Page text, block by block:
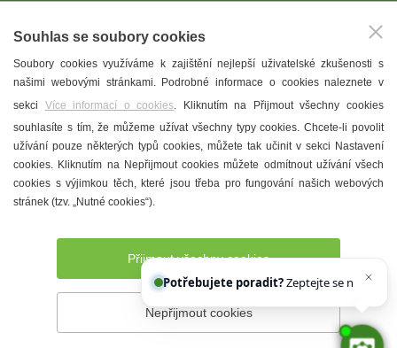
T. G. Masaryk
Mandloně
Ubytování
Restaurace
Městské muzeum a galerie
Denní meníčka
Prohlášení o přístupnosti Správce webu
Souhlas se soubory cookies
Soubory cookies využíváme k zajištění nejlepší uživatelské zkušenosti s
našimi webovými stránkami. Podrobné informace o cookies naleznete v
sekci Více informací o cookies. Kliknutím na Přijmout všechny cookies
souhlasíte s tím, že můžeme užívat všechny typy cookies. Chcete-li povolit
užívání pouze některých typů cookies, můžete tak učinit v sekci Nastavení
cookies. Kliknutím na Nepřijmout cookies můžete odmítnout užívání všech
cookies s výjimkou těch, které jsou třeba pro fungování našich webových
stránek (tzv. „Nutné cookies“).
Přijmout všechny cookies
Nepřijmout cookies
Potřebujete poradit? Zeptejte se našeho asi